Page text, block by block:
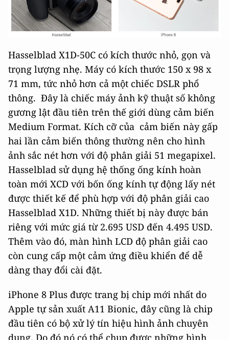
Hasselblad X1D-50C có kích thước nhỏ, gọn và
trọng lượng nhẹ. Máy có kích thước 150 x 98 x
71 mm, tức nhỏ hơn cả một chiếc DSLR phổ
thông. Đây là chiếc máy ảnh kỹ thuật số không
gương lật đầu tiên trên thế giới dùng cảm biến
Medium Format. Kích cỡ của cảm biến này gấp
hai lần cảm biến thông thường nên cho hình
ảnh sắc nét hơn với độ phân giải 51 megapixel.
Hasselblad sử dụng hệ thống ống kính hoàn
toàn mới XCD với bốn ống kính tự động lấy nét
được thiết kế để phù hợp với độ phân giải cao
Hasselblad X1D. Những thiết bị này được bán
riêng với mức giá từ 2.695 USD đến 4.495 USD.
Thêm vào đó, màn hình LCD độ phân giải cao
còn cung cấp một cảm ứng điều khiển để dễ
dàng thay đổi cài đặt.
iPhone 8 Plus được trang bị chip mới nhất do
Apple tự sản xuất A11 Bionic, đây cũng là chip
đầu tiên có bộ xử lý tín hiệu hình ảnh chuyên
dụng. Do đó nó có thể chụp được những hình